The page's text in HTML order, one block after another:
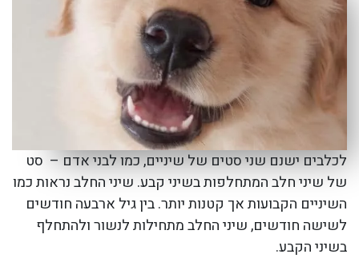
לכלבים ישנם שני סטים של שיניים, כמו לבני אדם – סט
של שיני חלב המתחלפות בשיני קבע. שיני החלב נראות כמו
השיניים הקבועות אך קטנות יותר. בין גיל ארבעה חודשים
לשישה חודשים, שיני החלב מתחילות לנשור ולהתחלף
בשיני הקבע.